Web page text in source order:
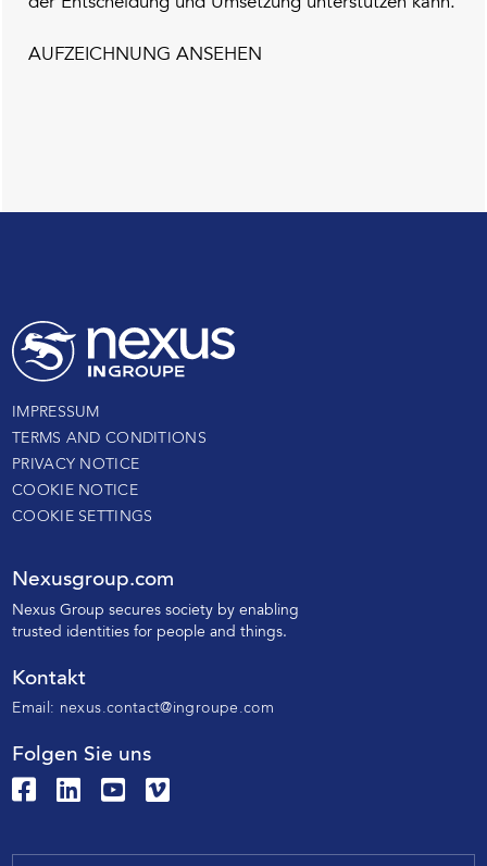
AUFZEICHNUNG ANSEHEN
IMPRESSUM
TERMS AND CONDITIONS
PRIVACY NOTICE
COOKIE NOTICE
COOKIE SETTINGS
Nexusgroup.com
Nexus Group secures society by enabling
trusted identitiesfor people and things.
Kontakt
Email: nexus.contact@ingroupe.com
Folgen Sie uns